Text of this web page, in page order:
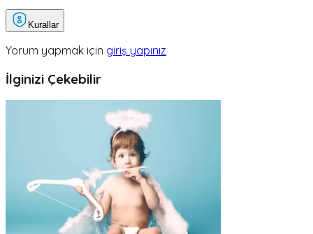
Kurallar
Yorum yapmak için giriş yapınız
İlginizi Çekebilir